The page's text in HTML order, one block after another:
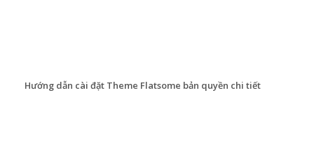
Hướng dẫn cài đặt Theme Flatsome bản quyền chi tiết